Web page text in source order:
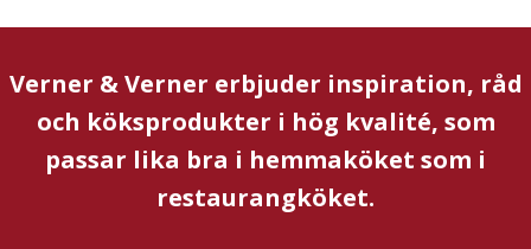
Verner & Verner erbjuder inspiration, råd
och köksprodukter i hög kvalité, som
passar lika bra i hemmaköket som i
restaurangköket.